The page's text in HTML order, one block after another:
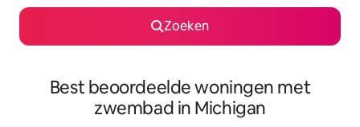
Zoeken
Best beoordeelde woningen met
zwembad in Michigan